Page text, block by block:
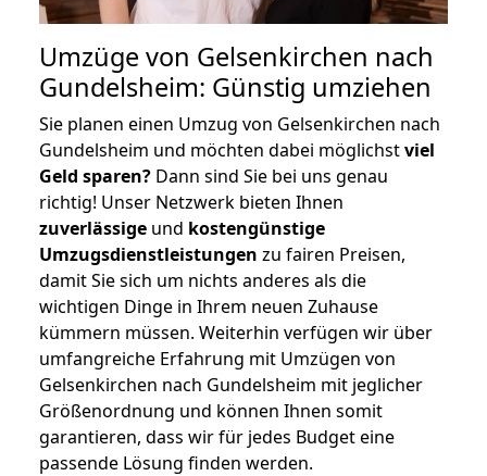
Umzüge von Gelsenkirchen nach
Gundelsheim: Günstig umziehen
Sie planen einen Umzug von Gelsenkirchen nach
Gundelsheim und möchten dabei möglichstviel
Geld sparen? Dann sind Sie bei uns genau
richtig! Unser Netzwerk bieten Ihnen
zuverlässige und kostengünstige
Umzugsdienstleistungen zu fairen Preisen,
damit Sie sich um nichts anderes als die
wichtigen Dinge in Ihrem neuen Zuhause
kümmern müssen. Weiterhin verfügen wir über
umfangreiche Erfahrung mit Umzügen von
Gelsenkirchen nach Gundelsheim mit jeglicher
Größenordnung und können Ihnen somit
garantieren, dass wir für jedes Budget eine
passende Lösung finden werden.